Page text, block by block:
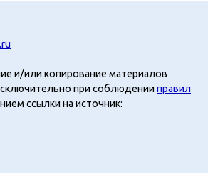
и/или копирование материалов
при соблюденииправил
ссылки на источник: